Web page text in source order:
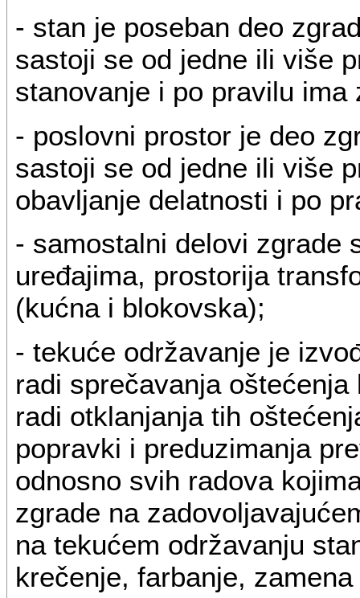
- stan je poseban deo
sastoji se od jedne ili više
stanovanje i po pravilu ima
- poslovni prostor je deo
sastoji se od jedne ili više
obavljanje delatnosti i po
- samostalni delovi zgrade
uređajima, prostorija
(kućna i blokovska);
- tekuće održavanje je
radi sprečavanja
radi otklanjanja tih
popravki i preduzimanja
odnosno svih radova
zgrade na
na tekućem održavanju
krečenje, farbanje,